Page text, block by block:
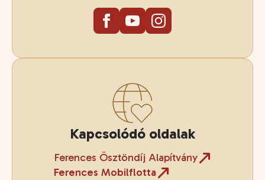
Kapcsolódó oldalak
Ferences Ösztöndíj Alapítvány
Ferences Mobilflotta